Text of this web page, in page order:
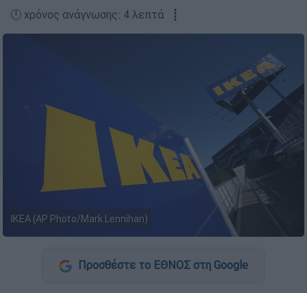
🕛 χρόνος ανάγνωσης: 4 λεπτά ┋
IKEA (AP Photo/Mark Lennihan)
Προσθέστε το ΕΘΝΟΣ στη Google